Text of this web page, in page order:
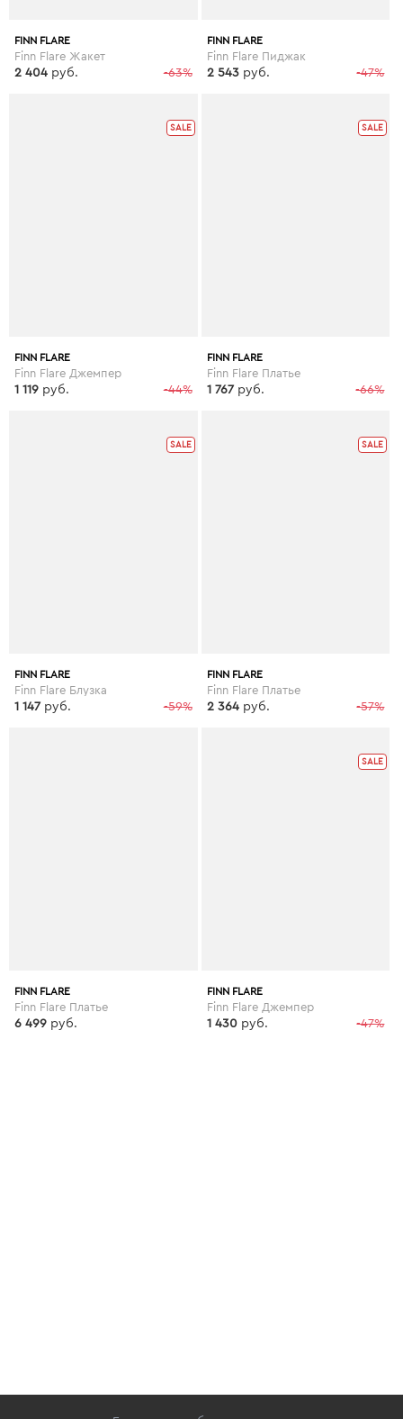
FINN FLARE
Finn Flare Жакет
-63%
2 404 руб.
FINN FLARE
Finn Flare Пиджак
-47%
2 543 руб.
SALE
FINN FLARE
Finn Flare Джемпер
-44%
1 119 руб.
SALE
FINN FLARE
Finn Flare Платье
-66%
1 767 руб.
SALE
FINN FLARE
Finn Flare Блузка
-59%
1 147 руб.
SALE
FINN FLARE
Finn Flare Платье
-57%
2 364 руб.
FINN FLARE
Finn Flare Платье
6 499 руб.
SALE
FINN FLARE
Finn Flare Джемпер
-47%
1 430 руб.